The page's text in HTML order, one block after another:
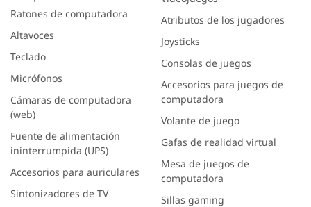
Ratones de computadora
Altavoces
Teclado
Micrófonos
Cámaras de computadora
(web)
Fuente de alimentación
ininterrumpida (UPS)
Accesorios para auriculares
Sintonizadores de TV
Atributos de los jugadores
Joysticks
Consolas de juegos
Accesorios para juegos de
computadora
Volante de juego
Gafas de realidad virtual
Mesa de juegos de
computadora
Sillas gaming